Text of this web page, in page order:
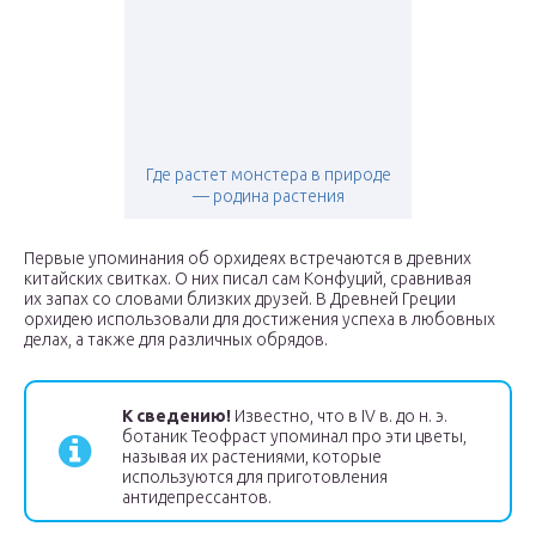
Где растет монстера в природе
— родина растения
Первые упоминания об орхидеях встречаются в древних
китайских свитках. О них писал сам Конфуций, сравнивая
их запах со словами близких друзей. В Древней Греции
орхидею использовали для достижения успеха в любовных
делах, а также для различных обрядов.
К сведению! Известно, что в IV в. до н. э.
ботаник Теофраст упоминал про эти цветы,
называя их растениями, которые
используются для приготовления
антидепрессантов.